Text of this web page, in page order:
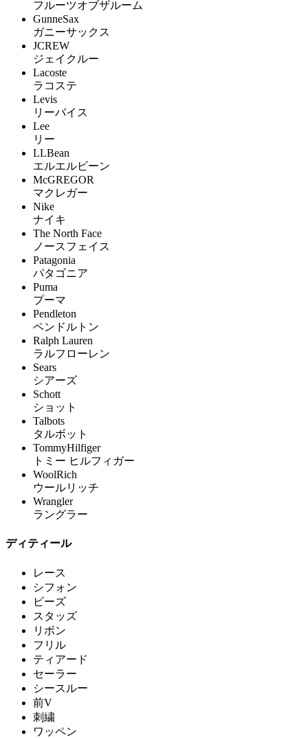
フルーツオブザルーム
GunneSax
ガニーサックス
JCREW
ジェイクルー
Lacoste
ラコステ
Levis
リーバイス
Lee
リー
LLBean
エルエルビーン
McGREGOR
マクレガー
Nike
ナイキ
The North Face
ノースフェイス
Patagonia
パタゴニア
Puma
プーマ
Pendleton
ペンドルトン
Ralph Lauren
ラルフローレン
Sears
シアーズ
Schott
ショット
Talbots
タルボット
TommyHilfiger
トミー ヒルフィガー
WoolRich
ウールリッチ
Wrangler
ラングラー
ディティール
レース
シフォン
ビーズ
スタッズ
リボン
フリル
ティアード
セーラー
シースルー
前V
刺繍
ワッペン